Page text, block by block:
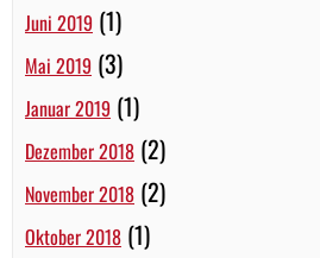
Juni 2019 (1)
Mai 2019 (3)
Januar 2019 (1)
Dezember 2018 (2)
November 2018 (2)
Oktober 2018 (1)